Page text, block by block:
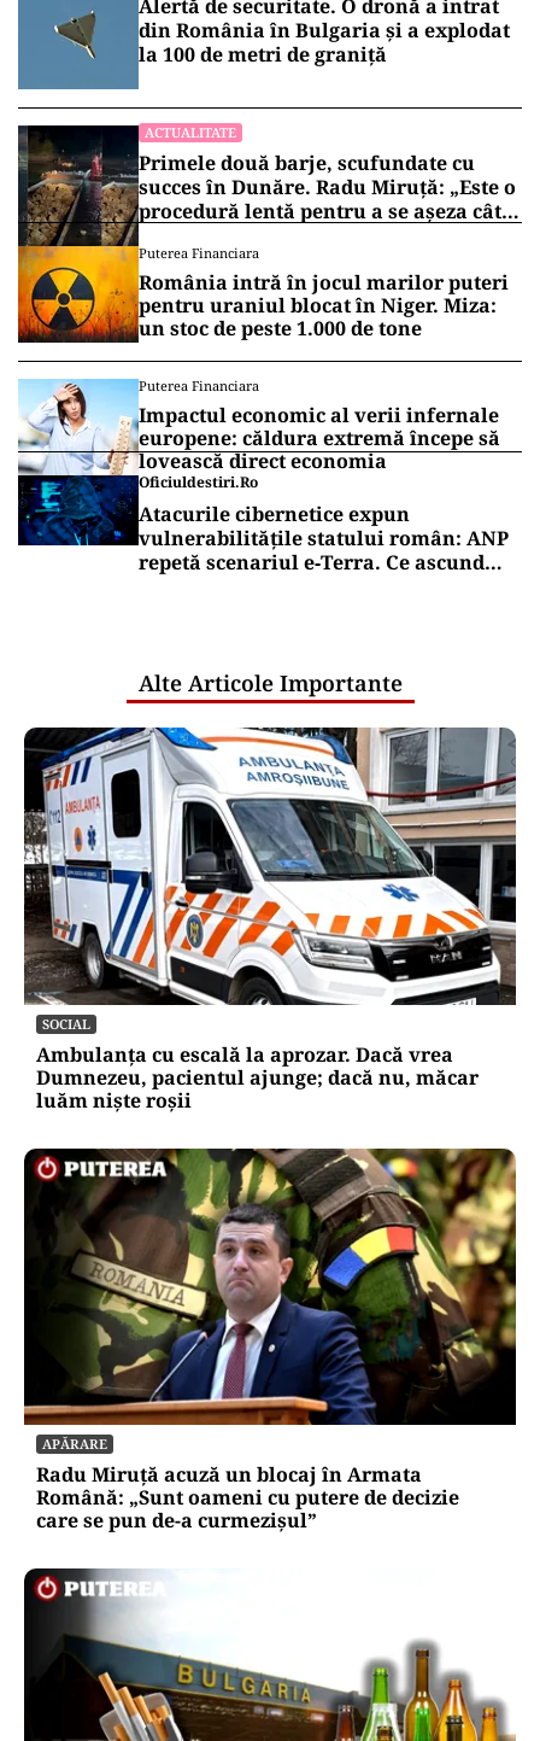
Alertă de securitate. O dronă a intrat
din România în Bulgaria şi a explodat
la 100 de metri de graniţă
ACTUALITATE
Primele două barje, scufundate cu
succes în Dunăre. Radu Miruță: „Este o
procedură lentă pentru a se așeza cât
Puterea Financiara
România intră în jocul marilor puteri
pentru uraniul blocat în Niger. Miza:
un stoc de peste 1.000 de tone
Puterea Financiara
Impactul economic al verii infernale
europene: căldura extremă începe să
lovească direct economia
Oficiuldestiri.ro
Atacurile cibernetice expun
vulnerabilitățile statului român: ANP
repetă scenariul e‑Terra. Ce ascund
Alte Articole Importante
SOCIAL
Ambulanța cu escală la aprozar. Dacă vrea
Dumnezeu, pacientul ajunge; dacă nu, măcar
luăm niște roșii
APĂRARE
Radu Miruță acuză un blocaj în Armata
Română: „Sunt oameni cu putere de decizie
care se pun de-a curmezișul”